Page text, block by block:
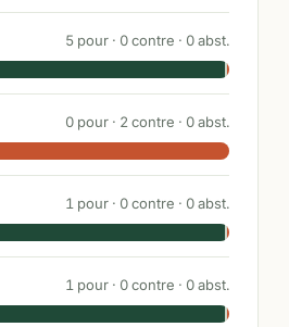
5 pour · 0contre · 0abst.
0 pour · 2 contre · 0abst.
1 pour · 0contre · 0abst.
1 pour · 0contre · 0abst.